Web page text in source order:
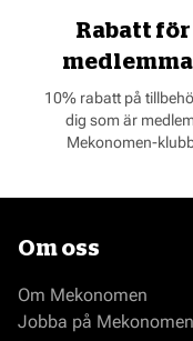
Rabatt för
10% rabatt på
dig som är
Mekonomen-
Om oss
Om Mekonomen
Jobba på Mekonomen